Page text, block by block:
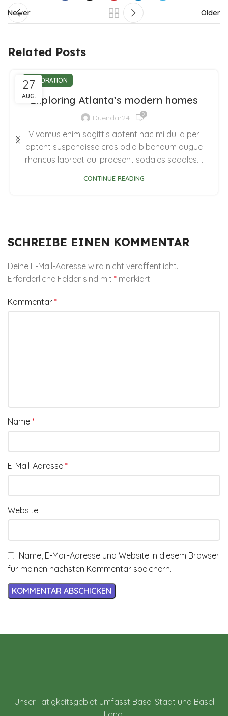
Newer Older
Related Posts
27
AUG.
DECORATION
Exploring Atlanta’s modern homes
Duendar24 0
Vivamus enim sagittis aptent hac mi dui a per
aptent suspendisse cras odio bibendum augue
rhoncus laoreet dui praesent sodales sodales....
CONTINUE READING
SCHREIBE EINEN KOMMENTAR
Deine E-Mail-Adresse wird nicht veröffentlicht.
Erforderliche Felder sind mit * markiert
Kommentar *
Name *
E-Mail-Adresse *
Website
Name, E-Mail-Adresse und Website in diesem Browser
für meinen nächsten Kommentar speichern.
Unser Tätigkeitsgebiet umfasst Basel Stadt und Basel